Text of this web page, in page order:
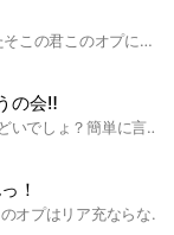
⬇️全部見てから参加してね⬇️ 見てくれたそこの君このオプに入りませんか？！ 非リアの人からリア充になるオプだよ もちろんリア充の人も大歓迎🙆‍♀️ ネッ友つくりたい人、チャットやライトでお話したい人、だれでもおいで〜！ 即抜け禁止❌ 荒らし禁止❌ 出会い厨禁止❌ 最後まで読んでくれてありがとう是非入ってね！！ #学生 #高校生 #中学生 #小学生 #大人#雑談 #恋愛 #恋バナ #ゲーム #趣味 #友達 #ネッ友 #リア充
の会‼️
まぁね、見た通りよ？説明読むのめんどいでしょ？簡単に言うと荒らしさんは❌即抜け❌ わたくし返信遅い時ありますので、ご了承くださいませ？とにかく来い！ #学生限定 #雑談 #恋愛 #リア充
！
こんにちは！管理人のらいでーす！ このオプはリア充ならないと抜けれないからね！ ルール 即抜けくるなよ👊 出会い厨…どれくらいかによる 浮気…浮気発覚した瞬間蹴ります！ みんなで楽しもう！